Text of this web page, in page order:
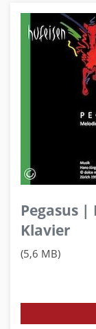
Pegasus
Klavier
(5,6 MB)